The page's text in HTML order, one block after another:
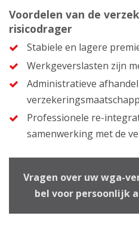
Voordelen van de
risicodrager
Stabiele en lagere
Werkgeverslasten zijn
Administratieve
Professionele re-
samenwerking met de
Vragen over uw wga-
bel voor persoonlijk